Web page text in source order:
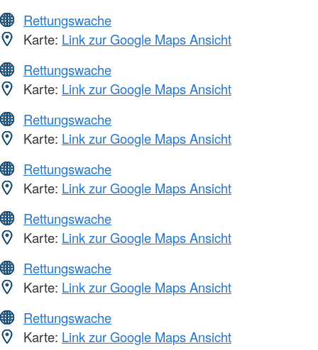
Rettungswache
Karte: Link zur Google Maps Ansicht
Rettungswache
Karte: Link zur Google Maps Ansicht
Rettungswache
Karte: Link zur Google Maps Ansicht
Rettungswache
Karte: Link zur Google Maps Ansicht
Rettungswache
Karte: Link zur Google Maps Ansicht
Rettungswache
Karte: Link zur Google Maps Ansicht
Rettungswache
Karte: Link zur Google Maps Ansicht